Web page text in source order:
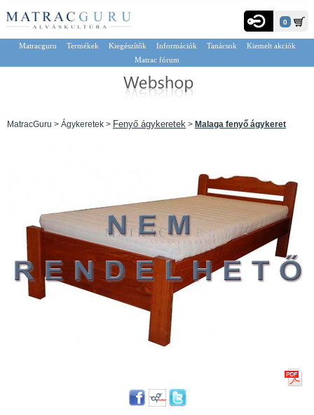
0
Matracguru Termékek Kiegészítők Információk Tanácsok
Kiemelt akciók
Matrac fórum
MatracGuru > Ágykeretek > Fenyő ágykeretek > Malaga fenyő ágykeret